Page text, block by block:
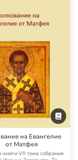
на Евангелие
от Матфея
VII тома собрания